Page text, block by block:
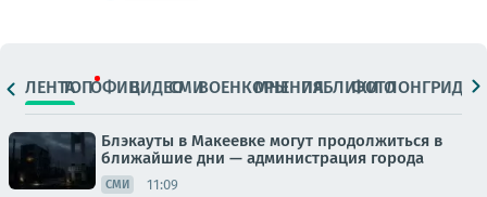
ЛЕНТАТОПОФИЦ.ВИДЕОСМИВОЕНКОРЫМНЕНИЯПАБЛИКИ
ФОТОЛОНГРИДЫ
Блэкауты в Макеевке могут продолжиться в
ближайшие дни — администрация города
СМИ 11:09